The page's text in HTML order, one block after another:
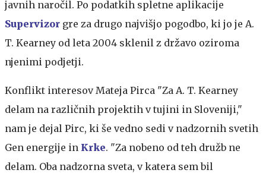
javnih naročil. Po podatkih spletne aplikacije
Supervizor gre za drugo najvišjo pogodbo, ki jo je A.
T. Kearney od leta 2004 sklenil z državo oziroma
njenimi podjetji.
Konflikt interesov Mateja Pirca "Za A. T. Kearney
delam na različnih projektih v tujini in Sloveniji,"
nam je dejal Pirc, ki še vedno sedi v nadzornih svetih
Gen energije in Krke. "Za nobeno od teh družb ne
delam. Oba nadzorna sveta, v katera sem bil